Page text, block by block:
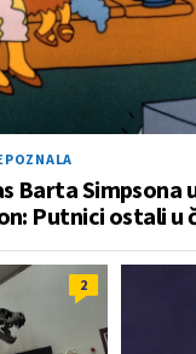
Barta Simpsona
Putnici ostali u
2